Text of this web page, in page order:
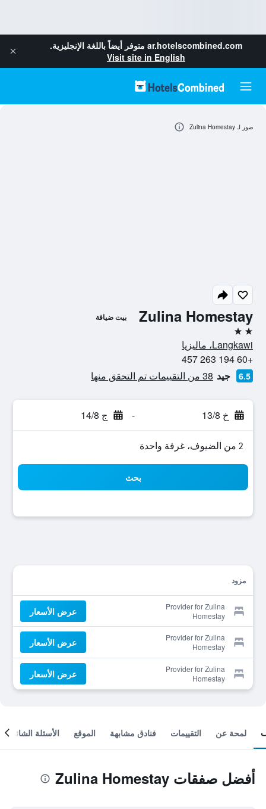
ar.hotelscombined.com متوفر أيضاً باللغة الإنجليزية.
Visit site in English
Zulina Homestay بيت ضيافة
2 نجمتين
Langkawi، ماليزيا
+60 194 263 457
6.5 جيد 38 من التقييمات تم التحقق منها
خ 13/8 - ج 14/8
2 من الضيوف، غرفة واحدة
بحث
مزود
Provider for Zulina
Homestay
عرض الأسعار
Provider for Zulina
Homestay
عرض الأسعار
Provider for Zulina
Homestay
عرض الأسعار
صور لـ Zulina Homestay
لمحة عن التقييمات فنادق مشابهة الموقع الأسئلة الشائعة
أفضل صفقات Zulina Homestay